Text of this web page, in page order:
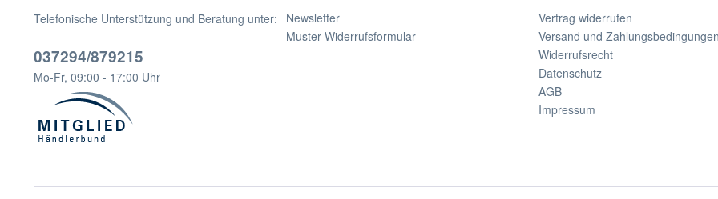
Telefonische Unterstützung und Beratung unter:
037294/879215
Mo-Fr, 09:00 - 17:00 Uhr
Newsletter
Muster-Widerrufsformular
Vertrag widerrufen
Versand und Zahlungsbedingungen
Widerrufsrecht
Datenschutz
AGB
Impressum